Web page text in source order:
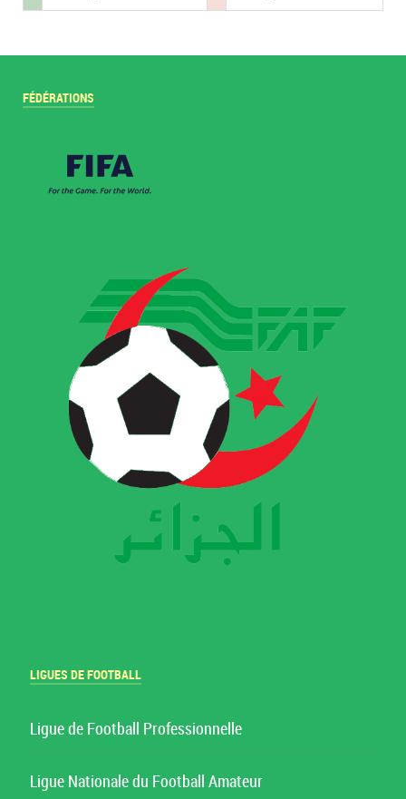
FÉDÉRATIONS
LIGUES DE FOOTBALL
Ligue de Football Professionnelle
Ligue Nationale du Football Amateur